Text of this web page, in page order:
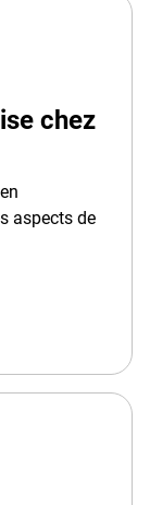
chez
aspects de